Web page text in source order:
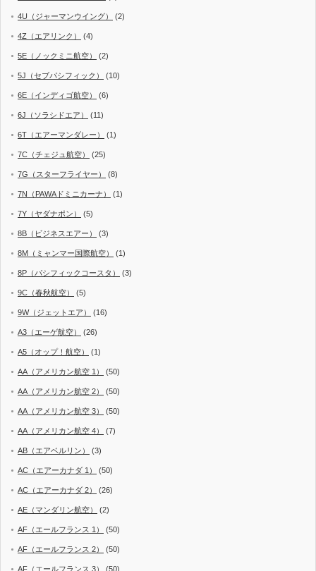
4U（ジャーマンウイング） (2)
4Z（エアリンク） (4)
5E（ノックミニ航空） (2)
5J（セブパシフィック） (10)
6E（インディゴ航空） (6)
6J（ソラシドエア） (11)
6T（エアーマンダレー） (1)
7C（チェジュ航空） (25)
7G（スターフライヤー） (8)
7N（PAWAドミニカーナ） (1)
7Y（ヤダナポン） (5)
8B（ビジネスエアー） (3)
8M（ミャンマー国際航空） (1)
8P（パシフィックコースタ） (3)
9C（春秋航空） (5)
9W（ジェットエア） (16)
A3（エーゲ航空） (26)
A5（オップ！航空） (1)
AA（アメリカン航空 1） (50)
AA（アメリカン航空 2） (50)
AA（アメリカン航空 3） (50)
AA（アメリカン航空 4） (7)
AB（エアベルリン） (3)
AC（エアーカナダ 1） (50)
AC（エアーカナダ 2） (26)
AE（マンダリン航空） (2)
AF（エールフランス 1） (50)
AF（エールフランス 2） (50)
AF（エールフランス 3） (50)